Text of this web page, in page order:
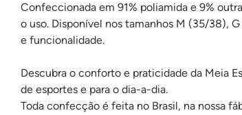
Confeccionada em 91% poliamida e 9%
o uso. Disponível nos tamanhos M (35/38),
e funcionalidade.
Descubra o conforto e praticidade da Meia
de esportes e para o dia-a-dia.
Toda confecção é feita no Brasil, na nossa